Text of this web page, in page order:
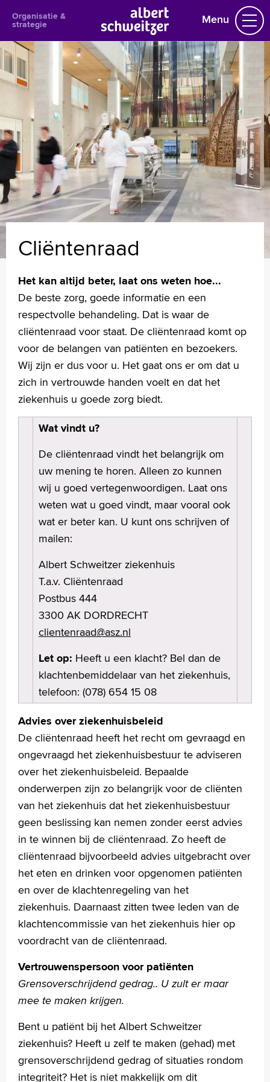
Organisatie &
strategie Menu
Organisatie & strategie
Albert Schweitzer
Organisatie
Kwaliteit en Keurmerken
Duurzaamheid
Cliëntenraad
Vriendenfonds
Innovatie
Kunst in het ziekenhuis
Disclaimer
Algemene voorwaarden
Homepage
Praktische informatie
Specialismen
Werken en leren
Medewerkers
Contact
MijnASz
Verwijzers
Wetenschappelijk onderzoek
Tekstgrootte A+
Voorleesfunctie
Zoeken
English
Français
Polski
Türkçe
Arabisch
Cliëntenraad
Het kan altijd beter, laat ons weten hoe...
De beste zorg, goede informatie en een
respectvolle behandeling. Dat is waar de
cliëntenraad voor staat. De cliëntenraad komt op
voor de belangen van patiënten en bezoekers.
Wij zijn er dus voor u. Het gaat ons er om dat u
zich in vertrouwde handen voelt en dat het
ziekenhuis u goede zorg biedt.
Wat vindt u?
De cliëntenraad vindt het belangrijk om
uw mening te horen. Alleen zo kunnen
wij u goed vertegenwoordigen. Laat ons
weten wat u goed vindt, maar vooral ook
wat er beter kan. U kunt ons schrijven of
mailen:
Albert Schweitzer ziekenhuis
T.a.v. Cliëntenraad
Postbus 444
3300 AK DORDRECHT
clientenraad@asz.nl
Let op: Heeft u een klacht? Bel dan de
klachtenbemiddelaar van het ziekenhuis,
telefoon: (078) 654 15 08
Advies over ziekenhuisbeleid
De cliëntenraad heeft het recht om gevraagd en
ongevraagd het ziekenhuisbestuur te adviseren
over het ziekenhuisbeleid. Bepaalde
onderwerpen zijn zo belangrijk voor de cliënten
van het ziekenhuis dat het ziekenhuisbestuur
geen beslissing kan nemen zonder eerst advies
in te winnen bij de cliëntenraad. Zo heeft de
cliëntenraad bijvoorbeeld advies uitgebracht over
het eten en drinken voor opgenomen patiënten
en over de klachtenregeling van het
ziekenhuis. Daarnaast zitten twee leden van de
klachtencommissie van het ziekenhuis hier op
voordracht van de cliëntenraad.
Vertrouwenspersoon voor patiënten
Grensoverschrijdend gedrag.. U zult er maar
mee te maken krijgen.
Bent u patiënt bij het Albert Schweitzer
ziekenhuis? Heeft u zelf te maken (gehad) met
grensoverschrijdend gedrag of situaties rondom
integriteit? Het is niet makkelijk om dit